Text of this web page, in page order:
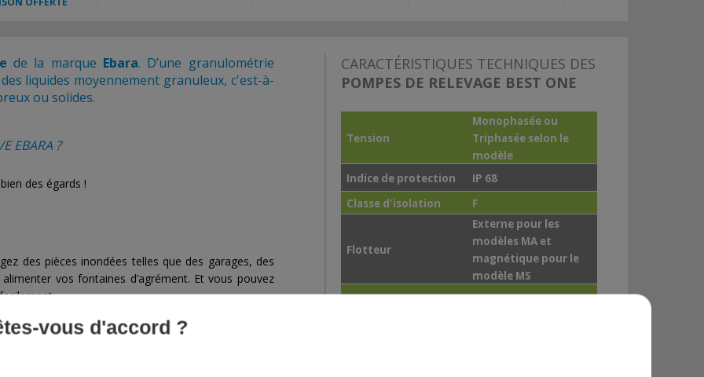
de la marque Ebara. D’une granulométrie
liquides moyennement granuleux, c'est-à-
ou solides.
EBARA ?
des égards !
des pièces inondées telles que des garages, des
vos fontaines d’agrément. Et vous pouvez
CARACTÉRISTIQUES TECHNIQUES DES
POMPES DE RELEVAGE BEST ONE
Tension
Monophasée ou
Triphasée selon le
modèle
Indice de protection
IP 68
Classe d'isolation
F
Flotteur
Externe pour les
modèles MA et
magnétique pour le
modèle MS
Refoulement
Vertical
vous d'accord ?